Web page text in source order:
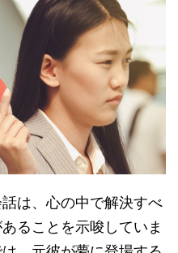
は、心の中で解決すべ
ることを示唆していま